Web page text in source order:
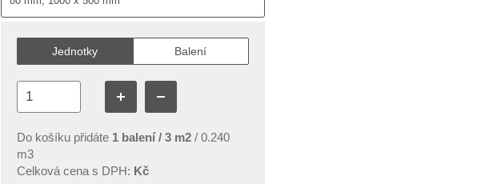
Jednotky Balení
Do košíku přidáte 1 balení / 3 m2 / 0.240
m3
Celková cena s DPH: Kč